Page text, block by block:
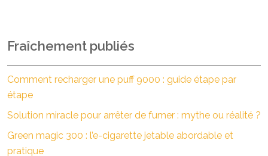
Fraîchement publiés
Comment recharger une puff 9000 : guide étape par
étape
Solution miracle pour arrêter de fumer : mythe ou réalité ?
Green magic 300 : l’e-cigarette jetable abordable et
pratique